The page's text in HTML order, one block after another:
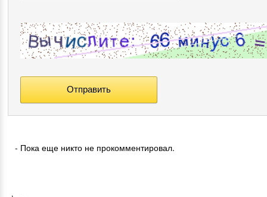
- Пока еще никто не прокомментировал.